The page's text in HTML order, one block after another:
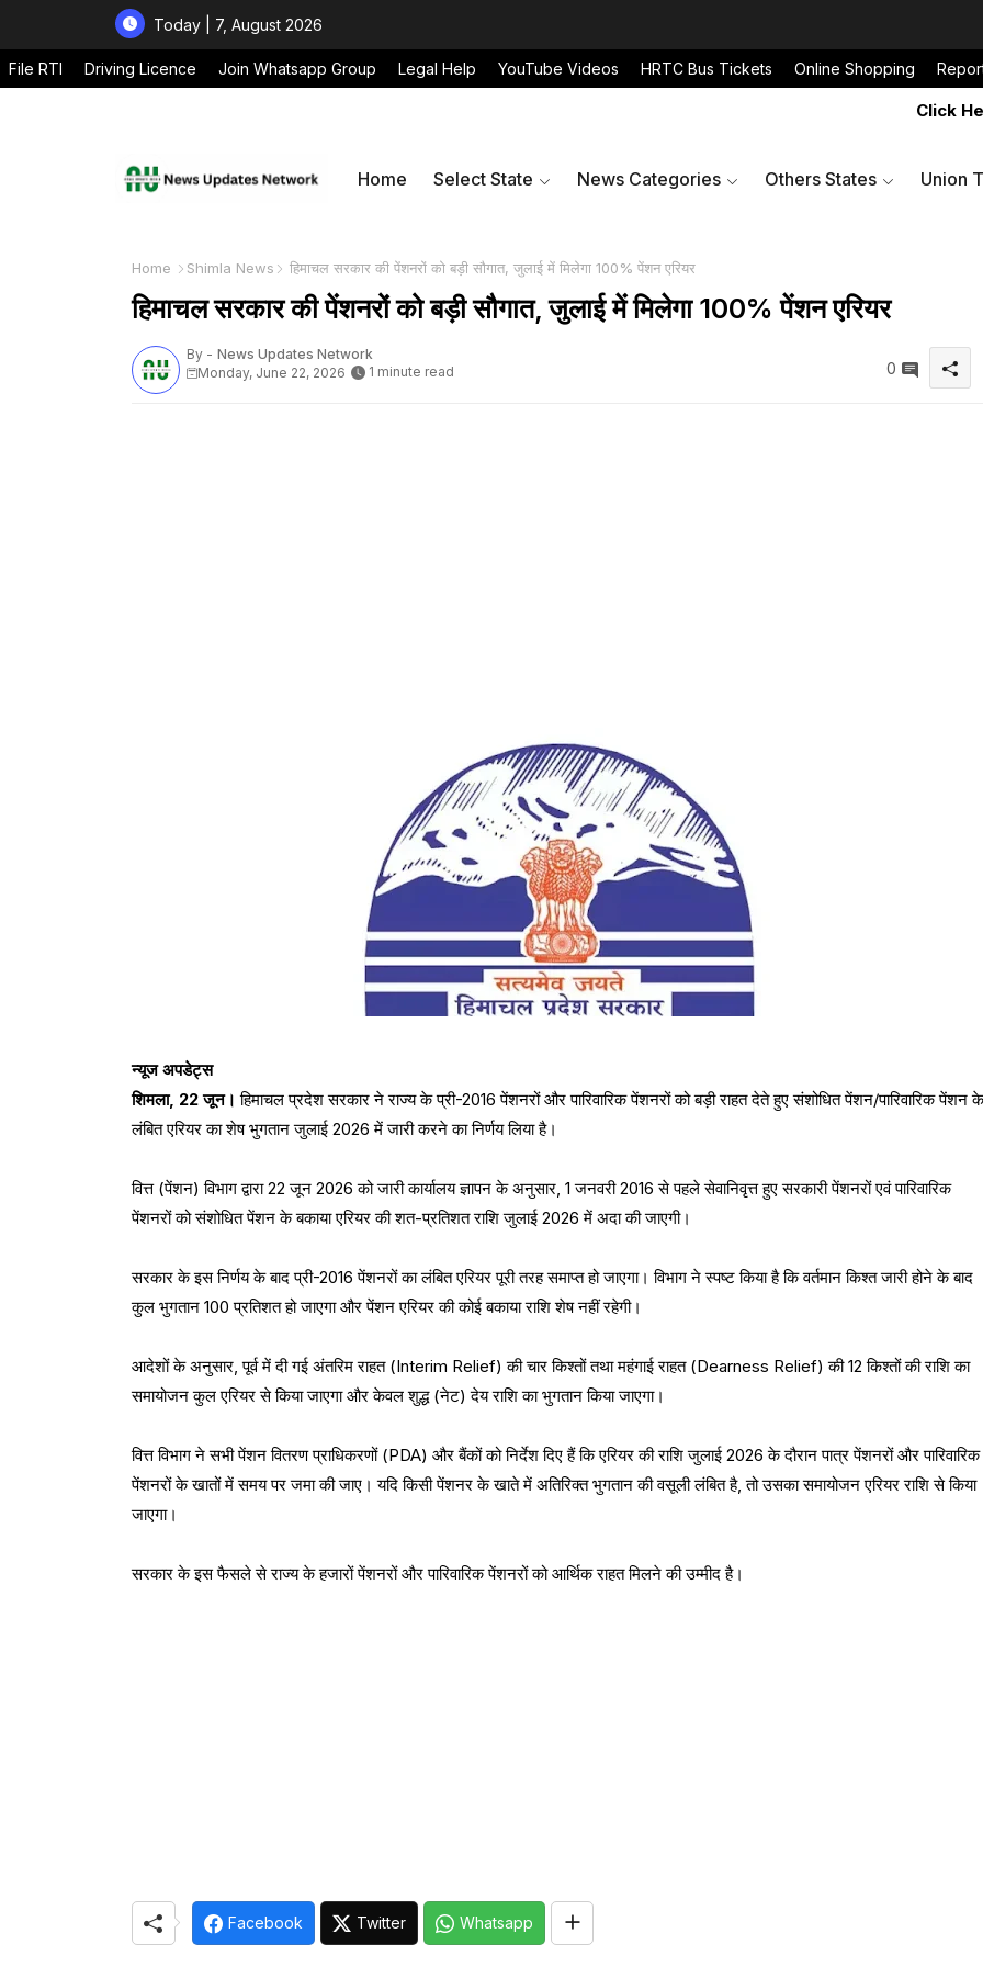
Today | 7, August 2026
File RTI Driving Licence Join Whatsapp Group Legal Help YouTube Videos HRTC Bus Tickets Online Shopping
Click Here to
Home Select State News Categories Others States Union
Home Shimla News हिमाचल सरकार की पेंशनरों को बड़ी सौगात, जुलाई में मिलेगा 100% पेंशन एरियर
हिमाचल सरकार की पेंशनरों को बड़ी सौगात, जुलाई में मिलेगा 100% पेंशन एरियर
By - News Updates Network
Monday, June 22, 2026
1 minute read 0
न्यूज अपडेट्स
शिमला, 22 जून।हिमाचल प्रदेश सरकार ने राज्य के प्री-2016 पेंशनरों और पारिवारिक पेंशनरों को बड़ी राहत देते हुए संशोधित पेंशन/पारिवारिक पेंशन के
लंबित एरियर का शेष भुगतान जुलाई 2026 में जारी करने का निर्णय लिया है।
वित्त (पेंशन) विभाग द्वारा 22 जून 2026 को जारी कार्यालय ज्ञापन के अनुसार, 1 जनवरी 2016 से पहले सेवानिवृत्त हुए सरकारी पेंशनरों एवं पारिवारिक
पेंशनरों को संशोधित पेंशन के बकाया एरियर की शत-प्रतिशत राशि जुलाई 2026 में अदा की जाएगी।
सरकार के इस निर्णय के बाद प्री-2016 पेंशनरों का लंबित एरियर पूरी तरह समाप्त हो जाएगा। विभाग ने स्पष्ट किया है कि वर्तमान किश्त जारी होने के बाद
कुल भुगतान 100 प्रतिशत हो जाएगा और पेंशन एरियर की कोई बकाया राशि शेष नहीं रहेगी।
आदेशों के अनुसार, पूर्व में दी गई अंतरिम राहत (Interim Relief) की चार किश्तों तथा महंगाई राहत (Dearness Relief) की 12 किश्तों की राशि का
समायोजन कुल एरियर से किया जाएगा और केवल शुद्ध (नेट) देय राशि का भुगतान किया जाएगा।
वित्त विभाग ने सभी पेंशन वितरण प्राधिकरणों (PDA) और बैंकों को निर्देश दिए हैं कि एरियर की राशि जुलाई 2026 के दौरान पात्र पेंशनरों और पारिवारिक
पेंशनरों के खातों में समय पर जमा की जाए। यदि किसी पेंशनर के खाते में अतिरिक्त भुगतान की वसूली लंबित है, तो उसका समायोजन एरियर राशि से किया
जाएगा।
सरकार के इस फैसले से राज्य के हजारों पेंशनरों और पारिवारिक पेंशनरों को आर्थिक राहत मिलने की उम्मीद है।
Facebook Twitter Whatsapp